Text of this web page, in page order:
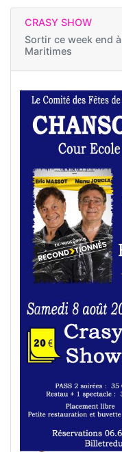
CRASY SHOW
Sortir ce week end à
Maritimes